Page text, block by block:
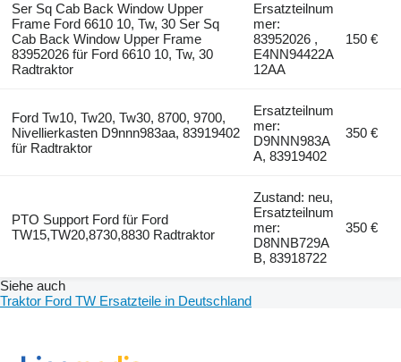
Ser Sq Cab Back Window Upper
Frame Ford 6610 10, Tw, 30 Ser Sq
Cab Back Window Upper Frame
83952026 für Ford 6610 10, Tw, 30
Radtraktor
Ersatzteilnum
mer:
83952026 ,
E4NN94422A
12AA
150 €
Ford Tw10, Tw20, Tw30, 8700, 9700,
Nivellierkasten D9nnn983aa, 83919402
für Radtraktor
Ersatzteilnum
mer:
D9NNN983A
A, 83919402
350 €
PTO Support Ford für Ford
TW15,TW20,8730,8830 Radtraktor
Zustand: neu,
Ersatzteilnum
mer:
D8NNB729A
B, 83918722
350 €
Siehe auch
Traktor Ford TW Ersatzteile in Deutschland